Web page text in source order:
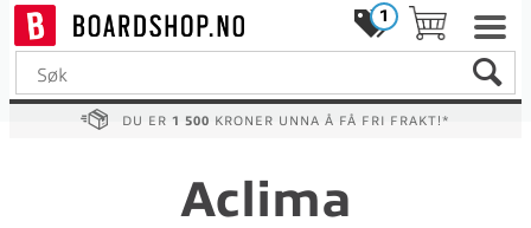
1
DU ER 1 500 KRONER UNNA Å FÅ FRI FRAKT!*
Aclima